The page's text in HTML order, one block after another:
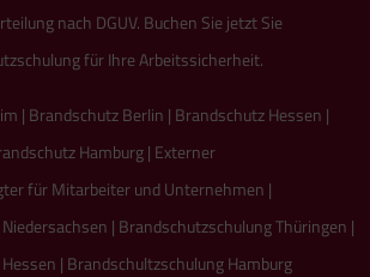
nach DGUV. Buchen Sie jetzt Sie
für Ihre Arbeitssicherheit.
| Brandschutz Berlin | Brandschutz Hessen |
Hamburg | Externer
für Mitarbeiter und Unternehmen |
| Brandschutzschulung Thüringen |
| Brandschultzschulung Hamburg